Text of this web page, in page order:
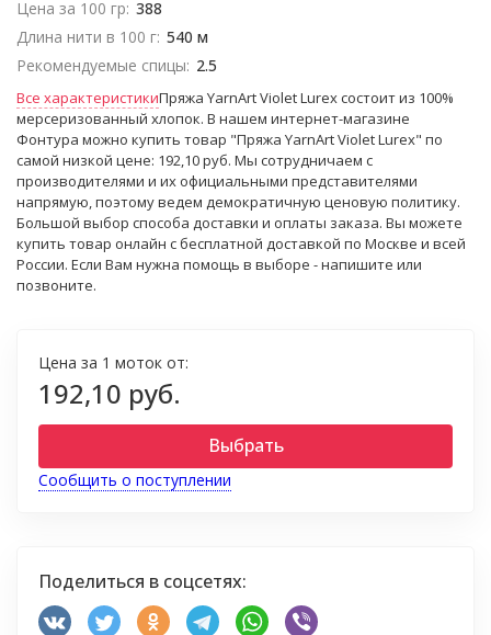
Цена за 100 гр: 388
Длина нити в 100 г: 540 м
Рекомендуемые спицы: 2.5
Все характеристикиПряжа YarnArt Violet Lurex состоит из 100%
мерсеризованный хлопок. В нашем интернет-магазине
Фонтура можно купить товар "Пряжа YarnArt Violet Lurex" по
самой низкой цене: 192,10 руб. Мы сотрудничаем с
производителями и их официальными представителями
напрямую, поэтому ведем демократичную ценовую политику.
Большой выбор способа доставки и оплаты заказа. Вы можете
купить товар онлайн с бесплатной доставкой по Москве и всей
России. Если Вам нужна помощь в выборе - напишите или
позвоните.
Цена за 1 моток от:
192,10 руб.
Выбрать
Сообщить о поступлении
Поделиться в соцсетях: